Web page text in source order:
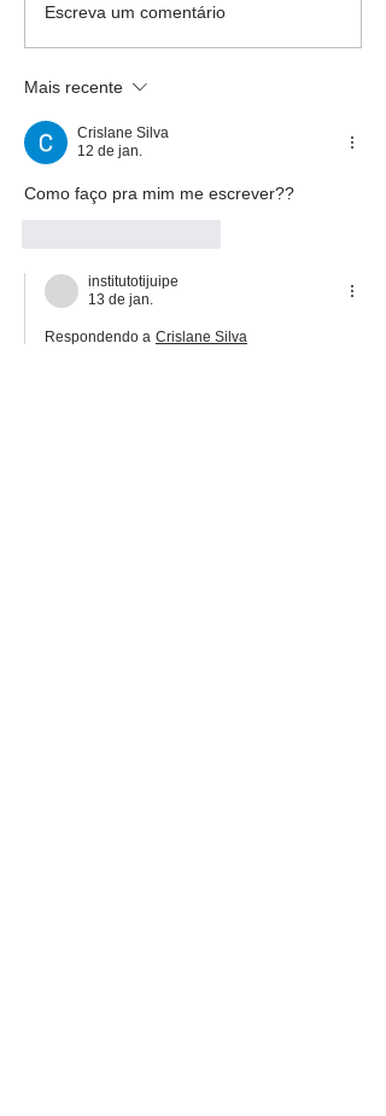
Governo federal lança
guia para apoiar
projetos no setor
Escreva um comentário
Mais recente
Crislane Silva
12 de jan.
Como faço pra mim me escrever??
institutotijuipe
13 de jan.
Respondendo a Crislane Silva